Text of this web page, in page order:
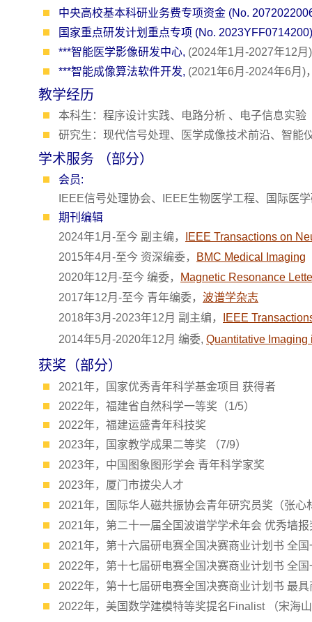
中央高校基本科研业务费专项资金 (No.
国家重点研发计划重点专项 (No.
***智能医学影像研发中心, (2024年1月-2027年12月
***智能成像算法软件开发, (2021年6月-2024年6月)
教学经历
本科生：程序设计实践、电路分析 、电子信息实验
研究生：现代信号处理、医学成像技术前沿、智能
学术服务 （部分）
会员:
IEEE信号处理协会、IEEE生物医学工程、国际医
期刊编辑
2024年1月-至今 副主编，
IEEE Transactions on
2015年4月-至今 资深编委，
BMC Medical Imaging
2020年12月-至今 编委，
Magnetic Resonance
2017年12月-至今 青年编委， 波谱学杂志
2018年3月-2023年12月 副主编，
IEEE
2014年5月-2020年12月 编委, Quantitative
获奖 （部分）
2021年，国家优秀青年科学基金项目 获得者
2022年，福建省自然科学一等奖（1/5）
2022年，福建运盛青年科技奖
2023年，国家教学成果二等奖 （7/9）
2023年，中国图象图形学会 青年科学家奖
2023年，厦门市拔尖人才
2021年，国际华人磁共振协会青年研究员奖（张心
2021年，第二十一届全国波谱学学术年会 优秀墙
2021年，第十六届研电赛全国决赛商业计划书 全
2022年，第十七届研电赛全国决赛商业计划书 全
2022年，第十七届研电赛全国决赛商业计划书 最
2022年，美国数学建模特等奖提名Finalist （宋海